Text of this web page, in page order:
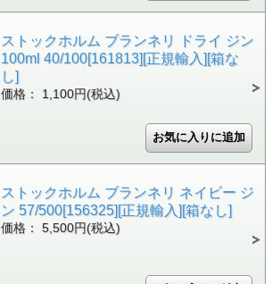
ストックホルム ブランネリ ドライ ジン
100ml 40/100[161813][正規輸入][箱な
し]
価格： 1,100円(税込)
ストックホルム ブランネリ ネイビー ジ
ン 57/500[156325][正規輸入][箱なし]
価格： 5,500円(税込)